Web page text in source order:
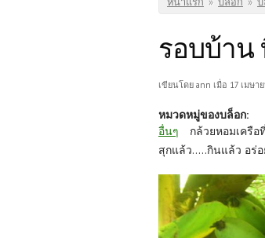
คุณอยู่ที่นี่
รอบบ้าน
เขียนโดย ann เมื่อ 17 เมษา
หมวดหมู่ของบล็อก:
อื่นๆ
กล้วยหอมเครื
สุกแล้ว.....กินแล้ว อร่